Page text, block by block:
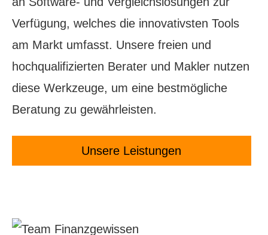
Verfügung, welches die innovativsten Tools
am Markt umfasst. Unsere freien und
hochqualifizierten Berater und Makler nutzen
diese Werkzeuge, um eine bestmögliche
Beratung zu gewährleisten.
Unsere Leistungen